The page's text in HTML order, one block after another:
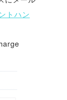
トハン